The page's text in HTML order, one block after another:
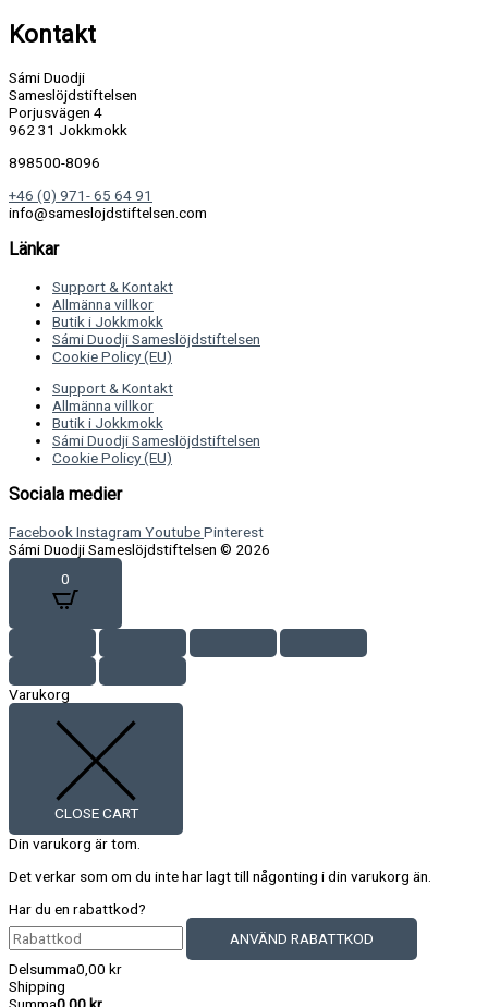
Kontakt
Sámi Duodji
Sameslöjdstiftelsen
Porjusvägen 4
962 31 Jokkmokk
898500-8096
+46 (0) 971- 65 64 91
info@sameslojdstiftelsen.com
Länkar
Support & Kontakt
Allmänna villkor
Butik i Jokkmokk
Sámi Duodji Sameslöjdstiftelsen
Cookie Policy (EU)
Support & Kontakt
Allmänna villkor
Butik i Jokkmokk
Sámi Duodji Sameslöjdstiftelsen
Cookie Policy (EU)
Sociala medier
FacebookInstagram YoutubePinterest
Sámi Duodji Sameslöjdstiftelsen © 2026
0
Varukorg
CLOSE CART
Din varukorg är tom.
Det verkar som om du inte har lagt till någonting i din varukorg än.
Har du en rabattkod?
ANVÄND RABATTKOD
Delsumma0,00 kr
Shipping
Summa0,00 kr